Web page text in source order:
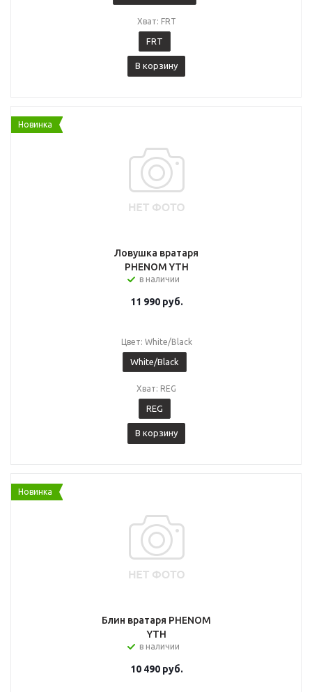
Хват: FRT
FRT
В корзину
Новинка
Ловушка вратаря
PHENOM YTH
в наличии
11 990руб.
Цвет: White/Black
White/Black
Хват: REG
REG
В корзину
Новинка
Блин вратаря PHENOM
YTH
в наличии
10 490руб.